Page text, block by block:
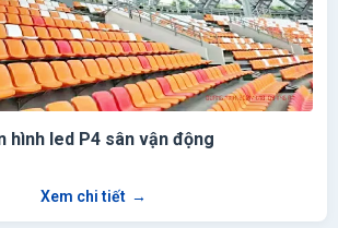
hình led P4 sân vận động
Xem chi tiết →